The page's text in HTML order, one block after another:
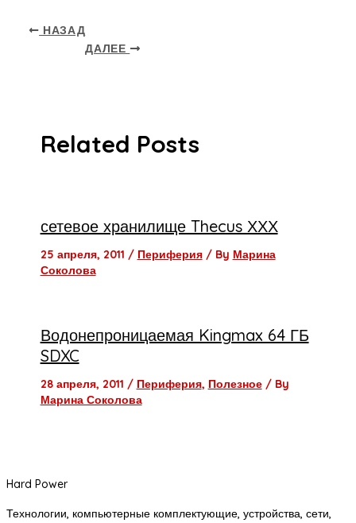
НАЗАД
ДАЛЕЕ
Related Posts
сетевое хранилище Thecus ХХХ
25 апреля, 2011 / Периферия/ By Марина
Соколова
Водонепроницаемая Kingmax 64 ГБ
SDXC
28 апреля, 2011 / Периферия, Полезное/ By
Марина Соколова
Hard Power
Технологии, компьютерные комплектующие, устройства, сети,